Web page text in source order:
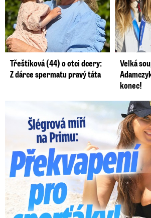
Třeštíková (44) o otci dcery:
Z dárce spermatu pravý táta
Velká
konec!
Lucie Šlégrová míří na Primu. Překvapení